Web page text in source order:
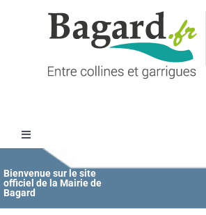
Toggle
Navigation
Accueil
Bienvenue sur le site
officiel de la Mairie de
Bagard